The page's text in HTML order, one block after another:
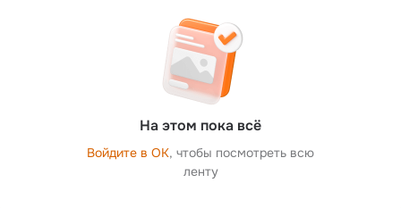
На этом пока всё
Войдите в ОК, чтобы посмотреть всю
ленту